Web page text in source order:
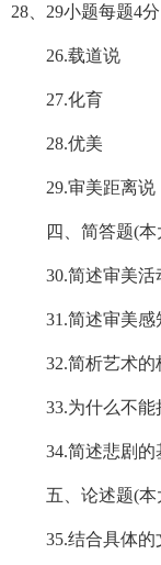
28、29小题每题4
26.载道说
27.化育
28.优美
29.审美距离说
四、简答题(本
30.简述审美活动
31.简述审美感
32.简析艺术的
33.为什么不能
34.简述悲剧的
五、论述题(本大
35.结合具体的文